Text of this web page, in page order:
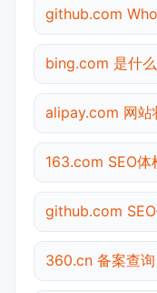
bing.com 是什
alipay.com 网站
163.com SEO体
github.com
360.cn 备案查询